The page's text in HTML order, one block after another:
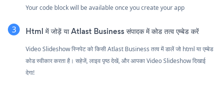
Your code block will be available once you create your app
Html में जोड़ें या Atlast Business संपादक में कोड तत्व एम्बेड करें
Video Slideshow स्निपेट को किसी Atlast Business तत्व में डालें जो html या एम्बेड
कोड स्वीकार करता है। सहेजें, लाइव पृष्ठ देखें, और आपका Video Slideshow दिखाई
देगा!